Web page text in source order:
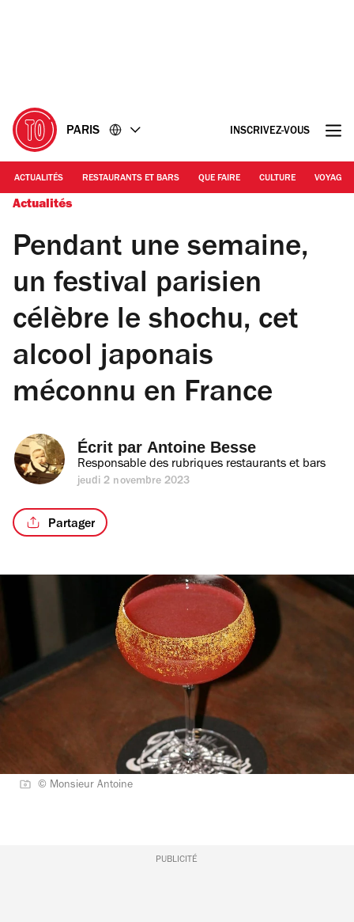
PARIS INSCRIVEZ-VOUS
ACTUALITÉS RESTAURANTS ET BARS QUE FAIRE CULTURE VOYAGE
Actualités
Pendant une semaine,
un festival parisien
célèbre le shochu, cet
alcool japonais
méconnu en France
Écrit par Antoine Besse
Responsable des rubriques restaurants et bars
jeudi 2 novembre 2023
Partager
© Monsieur Antoine
PUBLICITÉ